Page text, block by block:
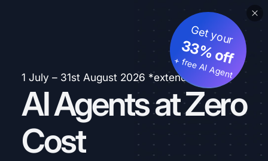
1 July – 31st August 2026 *extended
AI Agents at Zero
Cost
Get your
33% off
+ free AI Agent